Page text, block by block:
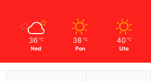
36 ℃
Ned
38 ℃
Pon
40 ℃
Uto